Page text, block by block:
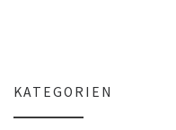
KATEGORIEN